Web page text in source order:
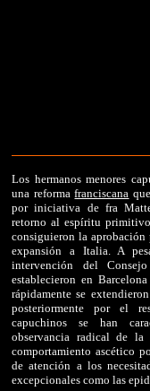
Los hermanos menores
una reformafranciscana
por iniciativa de fra
retorno al espíritu
consiguieron la
expansión a Italia. A
intervención del
establecieron en
rápidamente se
posteriormente por el
capuchinos se han
observancia radical de
comportamiento ascético
de atención a los
excepcionales como las